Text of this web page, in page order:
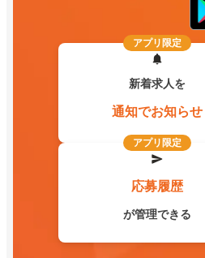
アプリ限定
新着求人を
通知でお知らせ
アプリ限定
応募履歴
が管理できる